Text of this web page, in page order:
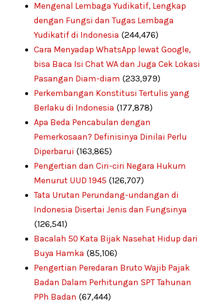
Mengenal Lembaga Yudikatif, Lengkap
dengan Fungsi dan Tugas Lembaga
Yudikatif di Indonesia (244,476)
Cara Menyadap WhatsApp lewat Google,
bisa Baca Isi Chat WA dan Juga Cek Lokasi
Pasangan Diam-diam (233,979)
Perkembangan Konstitusi Tertulis yang
Berlaku di Indonesia (177,878)
Apa Beda Pencabulan dengan
Pemerkosaan? Definisinya Dinilai Perlu
Diperbarui (163,865)
Pengertian dan Ciri-ciri Negara Hukum
Menurut UUD 1945 (126,707)
Tata Urutan Perundang-undangan di
Indonesia Disertai Jenis dan Fungsinya
(126,541)
Bacalah 50 Kata Bijak Nasehat Hidup dari
Buya Hamka (85,106)
Pengertian Peredaran Bruto Wajib Pajak
Badan Dalam Perhitungan SPT Tahunan
PPh Badan (67,444)